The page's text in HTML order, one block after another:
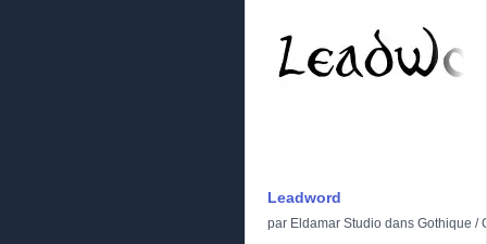
Leadword
par Eldamar Studio dans Gothique /